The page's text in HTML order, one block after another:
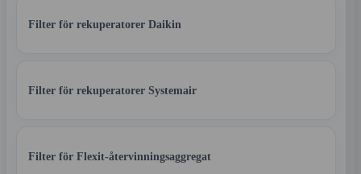
Filter för rekuperatorer Daikin
Filter för rekuperatorer Systemair
Filter för Flexit-återvinningsaggregat